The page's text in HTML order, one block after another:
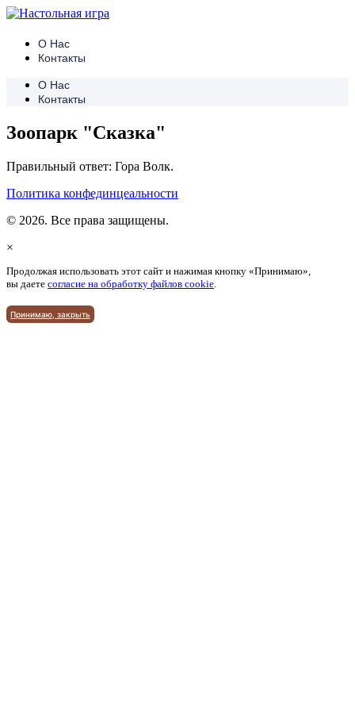
О Нас
Контакты
О Нас
Контакты
Зоопарк "Сказка"
Правильный ответ: Гора Волк.
Политика конфединцеальности
© 2026. Все права защищены.
×
Продолжая использовать этот сайт и нажимая кнопку «Принимаю»,
вы даете согласие на обработку файлов cookie
Принимаю, закрыть